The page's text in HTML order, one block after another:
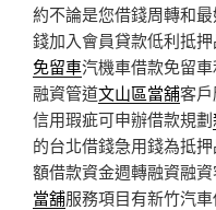
約不論是您借錢周轉和
錢加入會員貸款低利抵
免留車汽機車借款免留
融資管道文山區當舖客
信用瑕疵可申辦借款規劃
的台北借錢急用錢為抵
額借款資金週轉融資融
當舖服務項目有新竹汽